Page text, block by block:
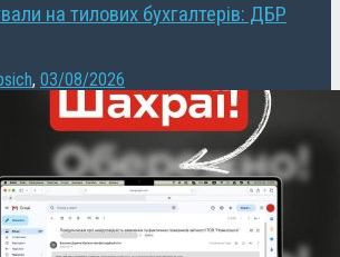
на тилових бухгалтерів: ДБР
, 03/08/2026